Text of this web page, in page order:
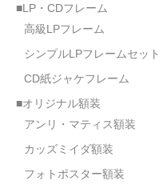
■LP・CDフレーム
高級LPフレーム
シンプルLPフレームセット
CD紙ジャケフレーム
■オリジナル額装
アンリ・マティス額装
カッズミイダ額装
フォトポスター額装